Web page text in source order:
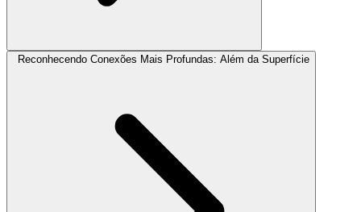
Reconhecendo Conexões Mais Profundas: Além da Superfície